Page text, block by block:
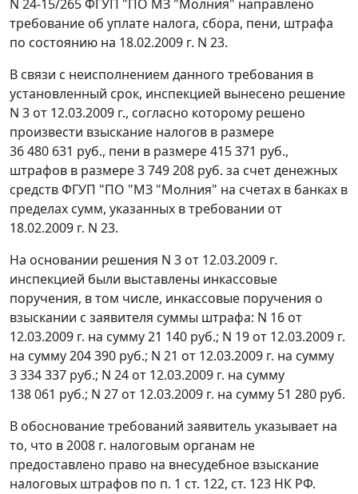
N 24-15/265 ФГУП "ПО МЗ "Молния" направлено
требование об уплате налога, сбора, пени, штрафа
по состоянию на 18.02.2009 г. N 23.
В связи с неисполнением данного требования в
установленный срок, инспекцией вынесено решение
N 3 от 12.03.2009 г., согласно которому решено
произвести взыскание налогов в размере
36 480 631 руб., пени в размере 415 371 руб.,
штрафов в размере 3 749 208 руб. за счет денежных
средств ФГУП "ПО "МЗ "Молния" на счетах в банках в
пределах сумм, указанных в требовании от
18.02.2009 г. N 23.
На основании решения N 3 от 12.03.2009 г.
инспекцией были выставлены инкассовые
поручения, в том числе, инкассовые поручения о
взыскании с заявителя суммы штрафа: N 16 от
12.03.2009 г. на сумму 21 140 руб.; N 19 от 12.03.2009 г.
на сумму 204 390 руб.; N 21 от 12.03.2009 г. на сумму
3 334 337 руб.; N 24 от 12.03.2009 г. на сумму
138 061 руб.; N 27 от 12.03.2009 г. на сумму 51 280 руб.
В обоснование требований заявитель указывает на
то, что в 2008 г. налоговым органам не
предоставлено право на внесудебное взыскание
налоговых штрафов по п. 1 ст. 122, ст. 123 НК РФ.